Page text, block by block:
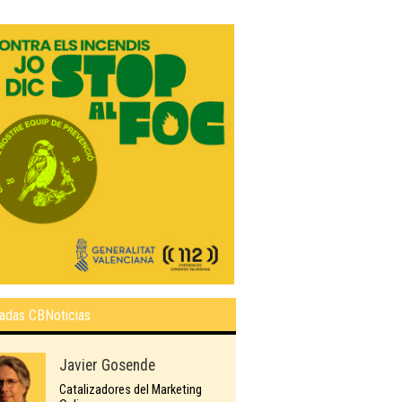
CBNoticias
Javier Gosende
Catalizadores del Marketing